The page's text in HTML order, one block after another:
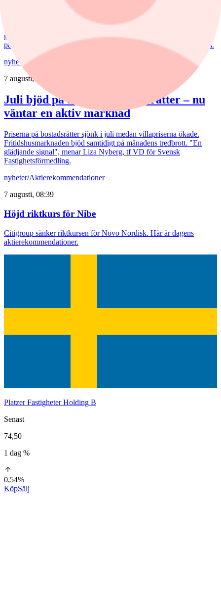
Kycklingproducenten Scandi Standard håller hög fart i affärerna.
Bredden är uppfriskande och flera av affärerna kan bli riktiga
guldklimpar (nuggets). Fast då vill det till att just storsatsningen på
panerade kycklingprodukter, av typen chicken nuggets, blir lönsam.
nyheter/Bostadsmarknad
7 augusti, 07:15
Juli bjöd på billigare bostadsrätter – nu
väntar en aktiv marknad
Priserna på bostadsrätter sjönk i juli medan villapriserna ökade.
Fritidshusmarknaden bjöd samtidigt på månadens tredbrott. "En
glädjande signal", menar Liza Nyberg, tf VD för Svensk
Fastighetsförmedling.
nyheter/Aktierekommendationer
7 augusti, 08:39
Höjd riktkurs för Nibe
Citigroup sänker riktkursen för Novo Nordisk. Här är dagens
aktierekommendationer.
Platzer Fastigheter Holding B
Senast
74,50
1 dag %
0,54%
KöpSälj